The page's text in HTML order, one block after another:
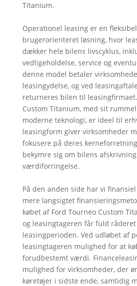
Titanium.
Operationel leasing er en
brugerorienteret løsning, hvor
dækker hele bilens livscyklus,
vedligeholdelse, service og
denne model betaler
leasingydelse, og ved
returneres bilen til
Custom Titanium, med sit
moderne teknologi, er ideel til
leasingform giver virksomheder
fokusere på deres
bekymre sig om bilens
værdiforringelse.
På den anden side har vi
mere langsigtet
købet af Ford Tourneo Custom
og leasingtageren får fuld
leasingperioden. Ved udløbet af
leasingtageren mulighed for at
forudbestemt værdi.
mulighed for virksomheder, der
køretøjer i sidste ende, samtidig